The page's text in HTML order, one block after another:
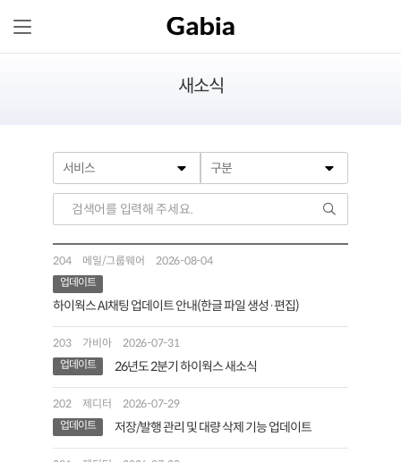
새소식
204 메일/그룹웨어
2026-08-04
업데이트
하이웍스 AI채팅 업데이트 안내(한글 파일 생성·편집)
203 가비아
2026-07-31
업데이트
26년도 2분기 하이웍스 새소식
202 제디터
2026-07-29
업데이트
저장/발행 관리 및 대량 삭제 기능 업데이트